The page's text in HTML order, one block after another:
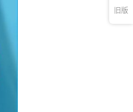
旧版